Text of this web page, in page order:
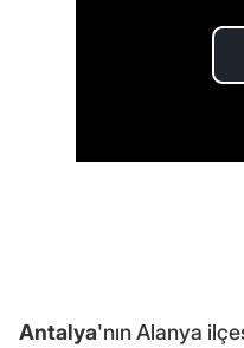
Antalya'nın Alanya